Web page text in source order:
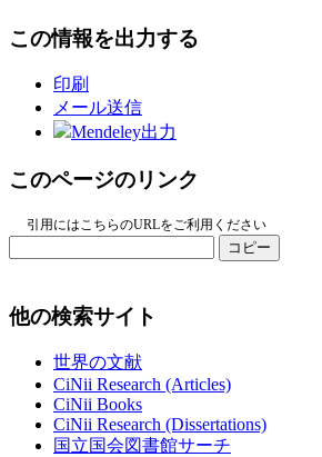
この情報を出力する
印刷
メール送信
Mendeley出力
このページのリンク
引用にはこちらのURLをご利用ください
コピー
他の検索サイト
世界の文献
CiNii Research (Articles)
CiNii Books
CiNii Research (Dissertations)
国立国会図書館サーチ